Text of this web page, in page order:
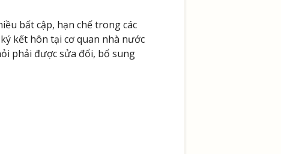
bất cập, hạn chế trong các
kết hôn tại cơ quan nhà nước
phải được sửa đổi, bổ sung